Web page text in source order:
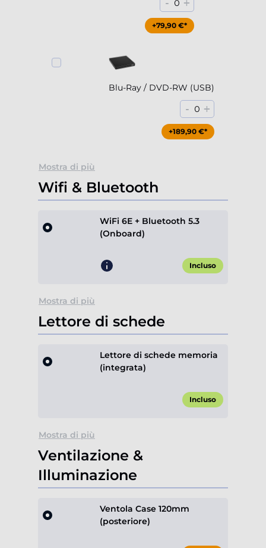
- 0 +
+79,90 €*
Blu-Ray / DVD-RW (USB)
- 0 +
+189,90 €*
Mostra di più
Wifi & Bluetooth
WiFi 6E + Bluetooth 5.3
(Onboard)
Incluso
Mostra di più
Lettore di schede
Lettore di schede memoria
(integrata)
Incluso
Mostra di più
Ventilazione &
Illuminazione
Ventola Case 120mm
(posteriore)